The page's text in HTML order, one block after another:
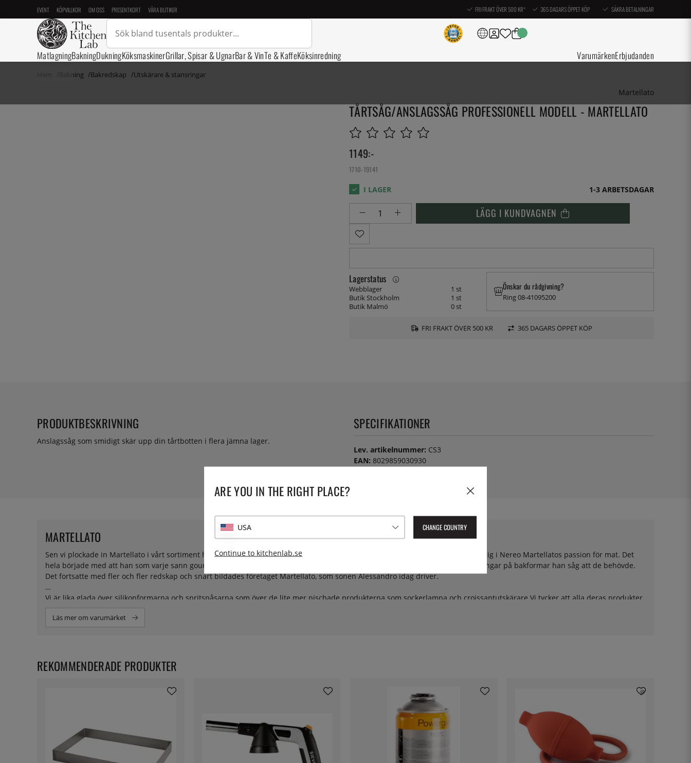
EVENT KÖPVILLKOR OM OSS PRESENTKORT VÅRA BUTIKER FRI FRAKT ÖVER 500 KR* 365 DAGARS ÖPPET KÖP SÄKRA BETALNINGAR
MatlagningBakningDukningKöksmaskinerGrillar, Spisar & UgnarBar & VinTe & KaffeKöksinredning VarumärkenErbjudanden
Bakning Bakredskap Utskärare & stansringar
Martellato
TÅRTSÅG/ANSLAGSSÅG PROFESSIONELL MODELL - MARTELLATO
1149:-
1710-19141
1-3 ARBETSDAGAR
LÄGG I KUNDVAGNEN
Lagerstatus
Webblager
1 st
Butik Stockholm
1 st
Butik Malmö
0 st
Önskar du rådgivning?
Ring 08-41095200
FRI FRAKT ÖVER 500 KR 365 DAGARS ÖPPET KÖP
PRODUKTBESKRIVNING
Anslagssåg som smidigt skär upp din tårtbotten i flera jämna lager.
SPECIFIKATIONER
Lev. artikelnummer: CS3
EAN: 8029859030930
Sen vi plockade in Martellato i vårt sortiment har det snabbt blivit en favorit. Kanske för att det är så lätt för oss att känna igen sig i Nereo Martellatos passion för mat. Det
hela började med att han som varje sann gourmand spenderade sin tid på lokala konditorier och hjälpte sina vänner med lösningar på bakformar han såg att de behövde.
Det fortsatte med fler och fler redskap och snart bildades företaget Martellato, som sonen Alessandro idag driver.
Vi är lika glada över silikonformarna och spritspåsarna som över de lite mer nischade produkterna som sockerlampa och croissantutskärare.Vi tycker att alla deras produkter
fyller en nästan självklar plats i varje foodies kök.
MARTELLATO
Läs mer om varumärket
REKOMMENDERADE PRODUKTER
ARE YOU IN THE RIGHT PLACE?
USA CHANGE COUNTRY
Continue to kitchenlab.se